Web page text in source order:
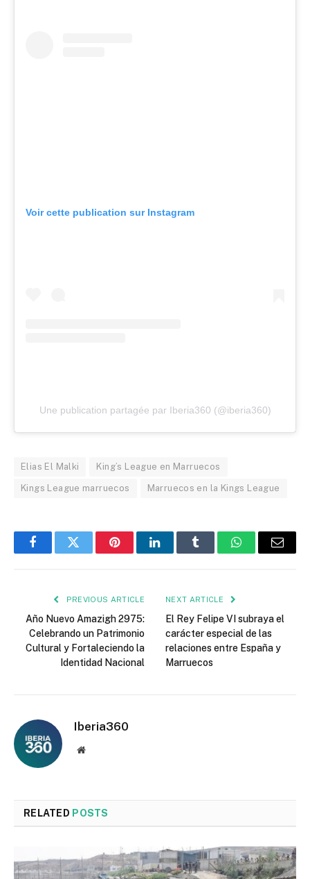
Voir cette publication sur Instagram
Une publication partagée par Iberia360 (@iberia360)
Elias El Malki King’s League en Marruecos
Kings League marruecos Marruecos en la Kings League
FacebookTwitter PinterestLinkedInTumblr WhatsAppEmail
PREVIOUS ARTICLE
Año Nuevo Amazigh 2975:
Celebrando un Patrimonio
Cultural y Fortaleciendo la
Identidad Nacional
NEXT ARTICLE
El Rey Felipe VI subraya el
carácter especial de las
relaciones entre España y
Marruecos
Iberia360
Website
RELATED POSTS